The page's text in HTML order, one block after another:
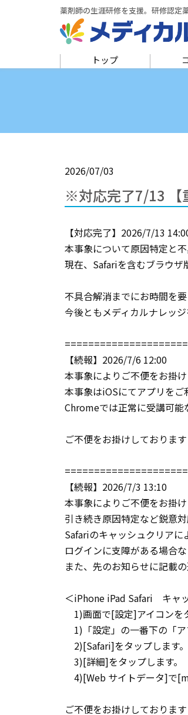
薬剤師の生涯研修を支援。 研修認定
トップ
2026/07/03
※対応完了7/13 【
【対応完了】2026/7/13
本事象について原因特定と
現在、Safariを含むブラウザ
不具合解消までにお時間を
今後ともメディカルナレッ
【続報】2026/7/6 12:00
本事象によりご不便をお掛
本事象はiOSにてアプリをご
Chromeでは正常に受講可能
ご不便をお掛けしておりま
【続報】2026/7/3 13:10
本事象によりご不便をお掛
引き続き原因特定など鋭意対
Safariのキャッシュクリアに
ログインに支障がある場合
また、先のお知らせに記載
＜iPhone iPad Safari キャ
1)画面で[設定]アイコンを
1)「設定」の一番下の「ア
2)[Safari]をタップします。
3)[詳細]をタップします。
4)[Web サイトデータ]で
ご不便をお掛けしておりま